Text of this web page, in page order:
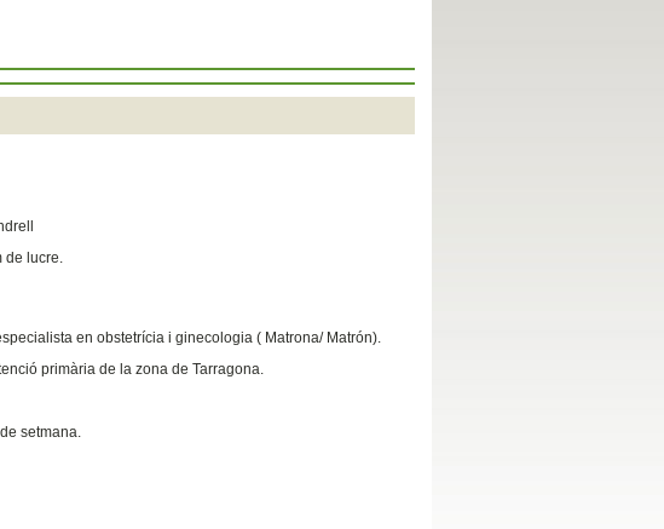
lucre.
en obstetrícia i ginecologia ( Matrona/ Matrón).
primària de la zona de Tarragona.
setmana.